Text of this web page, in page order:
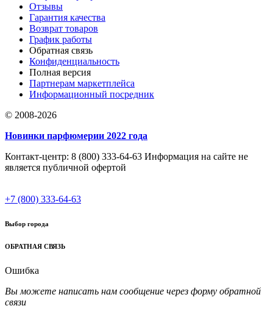
Отзывы
Гарантия качества
Возврат товаров
График работы
Обратная связь
Конфиденциальность
Полная версия
Партнерам маркетплейса
Информационный посредник
© 2008-2026
Новинки парфюмерии 2022 года
Контакт-центр: 8 (800) 333-64-63 Информация на сайте не
является публичной офертой
+7 (800) 333-64-63
Выбор города
ОБРАТНАЯ СВЯЗЬ
Ошибка
Вы можете написать нам сообщение через форму обратной
связи